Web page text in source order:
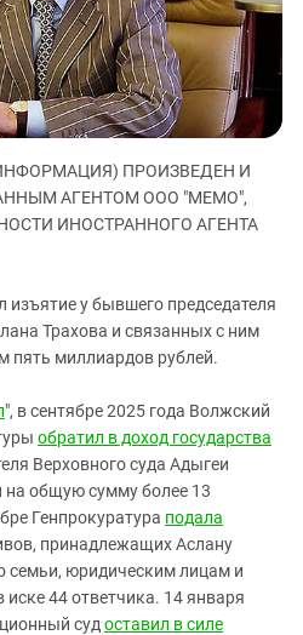
ЗАСТАВЛЯЕТ
КАВКАЗ ЗА ПАЛЕСТИНУ
ИНАКОМЫСЛИЕ В ЧЕЧНЕ
ПРЕСЛЕДОВАНИЕ АКТИВИСТОВ
МОБИЛИЗАЦИЯ И ПРОТЕСТЫ
ПРОИЗВЕДЕН И
АГЕНТОМ ООО "МЕМО",
ИНОСТРАННОГО АГЕНТА
изъятие у бывшего председателя
Трахова и связанных с ним
пять миллиардов рублей.
", в сентябре 2025 года Волжский
обратил в доход государства
Верховного суда Адыгеи
на общую сумму более 13
Генпрокуратура подала
принадлежащих Аслану
семьи, юридическим лицам и
иске 44 ответчика. 14 января
суд оставил в силе